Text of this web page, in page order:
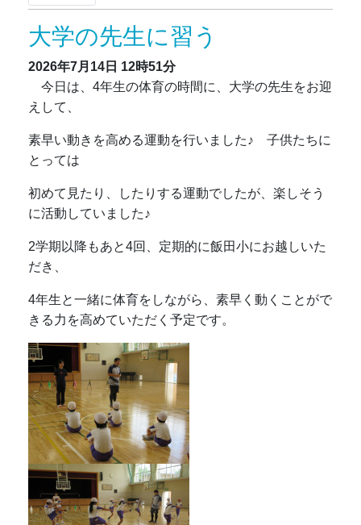
大学の先生に習う
2026年7月14日 12時51分
今日は、4年生の体育の時間に、大学の先生をお迎
えして、
素早い動きを高める運動を行いました♪ 子供たちに
とっては
初めて見たり、したりする運動でしたが、楽しそう
に活動していました♪
2学期以降もあと4回、定期的に飯田小にお越しいた
だき、
4年生と一緒に体育をしながら、素早く動くことがで
きる力を高めていただく予定です。